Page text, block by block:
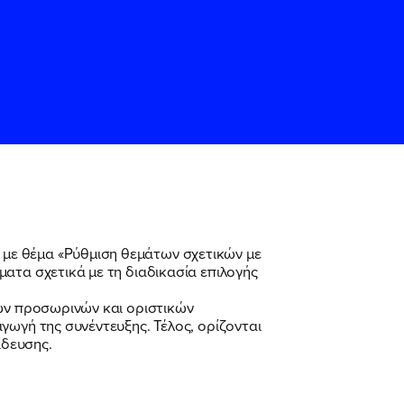
θέμα «Ρύθμιση θεμάτων σχετικών με
σχετικά με τη διαδικασία επιλογής
προσωρινών και οριστικών
της συνέντευξης. Τέλος, ορίζονται
Όρους Χρήσηςτου
Όρους Χρήσηςτου